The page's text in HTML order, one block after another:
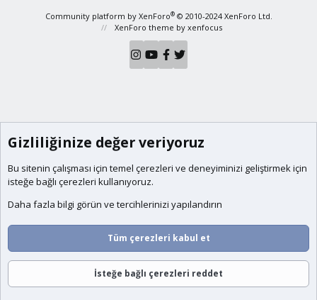
Community platform by XenForo® © 2010-2024 XenForo Ltd.
XenForo theme by xenfocus
Gizliliğinize değer veriyoruz
Bu sitenin çalışması için temel çerezleri ve deneyiminizi geliştirmek için
isteğe bağlı çerezleri kullanıyoruz.
Daha fazla bilgi görün ve tercihlerinizi yapılandırın
Tüm çerezleri kabul et
İsteğe bağlı çerezleri reddet